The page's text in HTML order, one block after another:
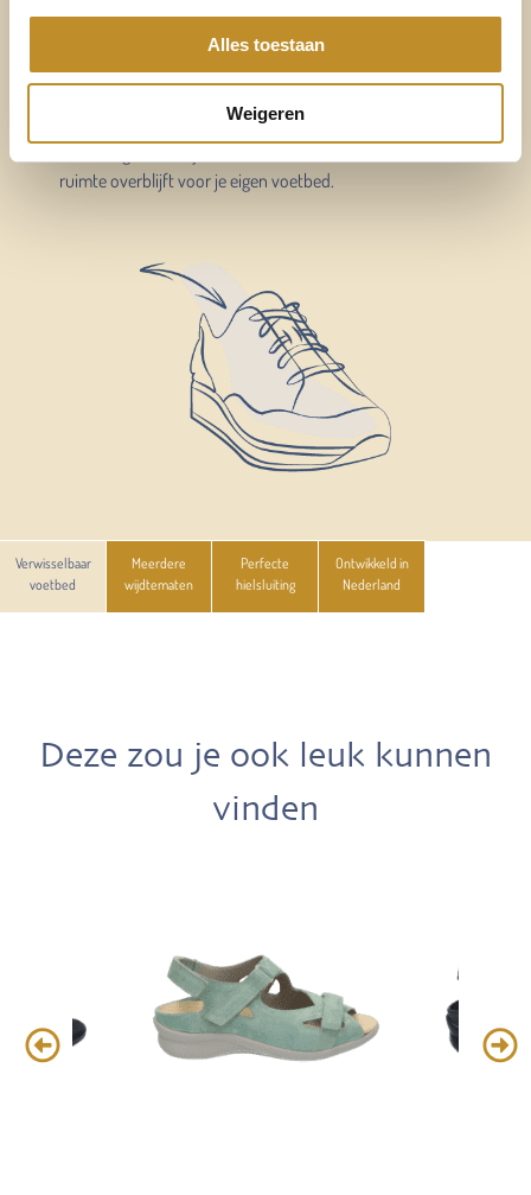
Alles toestaan
Weigeren
Verwisselbaar voetbed
Al onze schoenen en sandalen hebben een verwisselbaar
ergonomisch gevormd voetbed.
Draag je een op maat gemaakt voetbed? Dan kun je het
ruimte overblijft voor je eigen voetbed.
Verwisselbaar
voetbed
Meerdere
wijdtematen
Perfecte
hielsluiting
Ontwikkeld in
Nederland
Deze zou je ook leuk kunnen
vinden